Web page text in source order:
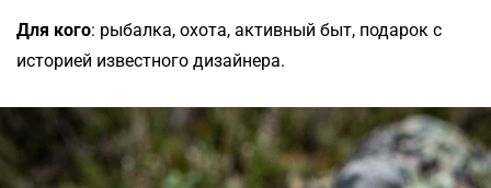
Для кого: рыбалка, охота, активный быт, подарок с
историей известного дизайнера.